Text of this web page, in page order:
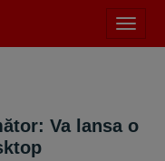
meniu
Va lansa o